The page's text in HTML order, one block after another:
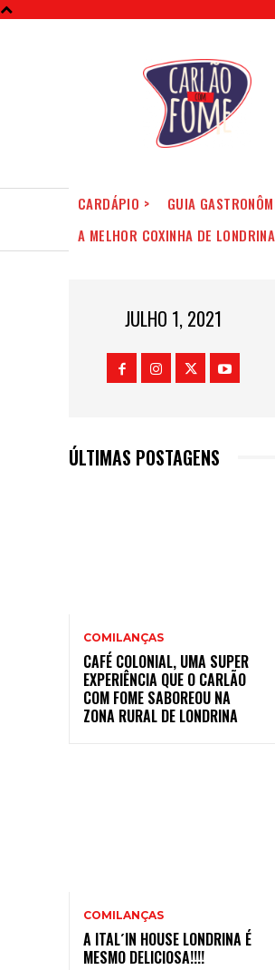
CARDÁPIO > GUIA
A MELHOR COXINHA DE LONDRINA
JULHO 1, 2021
ÚLTIMAS POSTAGENS
COMILANÇAS
CAFÉ COLONIAL, UMA SUPER
EXPERIÊNCIA QUE O CARLÃO
COM FOME SABOREOU NA
ZONA RURAL DE LONDRINA
COMILANÇAS
A ITAL´IN HOUSE LONDRINA É
MESMO DELICIOSA!!!!